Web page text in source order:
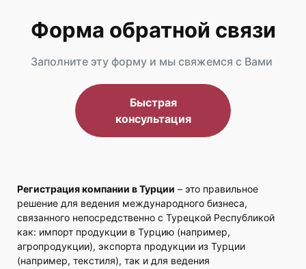
Форма обратной связи
Заполните эту форму и мы свяжемся с Вами
Быстрая
консультация
Регистрация компании в Турции – это правильное
решение для ведения международного бизнеса,
связанного непосредственно с Турецкой Республикой
как: импорт продукции в Турцию (например,
агропродукции), экспорта продукции из Турции
(например, текстиля), так и для ведения